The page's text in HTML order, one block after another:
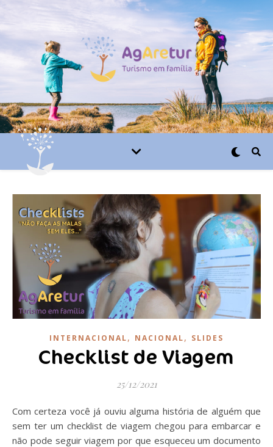
INTERNACIONAL, NACIONAL, SLIDES
Checklist de Viagem
25/12/2021
Com certeza você já ouviu alguma história de alguém que
sem ter um checklist de viagem chegou para embarcar e
não pode seguir viagem por que esqueceu um documento